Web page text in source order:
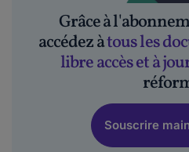
Grâce à
accédez àtous les
libre accès et à
Souscrire